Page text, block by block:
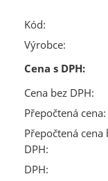
Kód:
Výrobce:
Cena s DPH:
Cena bez DPH:
Přepočtená cena:
Přepočtená cena
DPH:
DPH: